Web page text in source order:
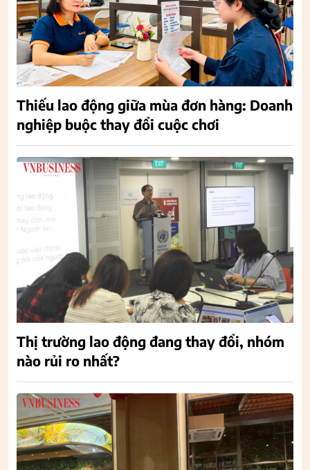
Thiếu lao động giữa mùa đơn hàng: Doanh
nghiệp buộc thay đổi cuộc chơi
Thị trường lao động đang thay đổi, nhóm
nào rủi ro nhất?